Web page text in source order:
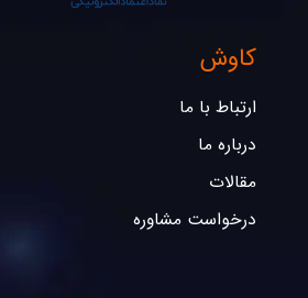
کاوش
ارتباط با ما
درباره ما
مقالات
درخواست مشاوره